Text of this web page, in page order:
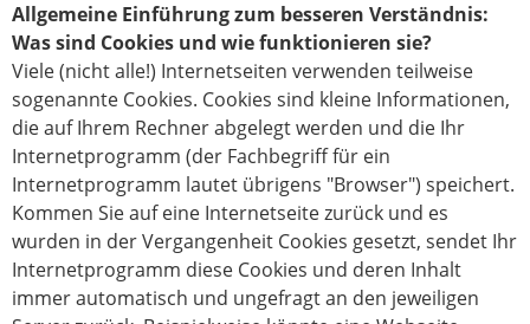
Allgemeine Einführung zum besseren Verständnis:
Was sind Cookies und wie funktionieren sie?
Viele (nicht alle!) Internetseiten verwenden teilweise
sogenannte Cookies. Cookies sind kleine Informationen,
die auf Ihrem Rechner abgelegt werden und die Ihr
Internetprogramm (der Fachbegriff für ein
Internetprogramm lautet übrigens "Browser") speichert.
Kommen Sie auf eine Internetseite zurück und es
wurden in der Vergangenheit Cookies gesetzt, sendet Ihr
Internetprogramm diese Cookies und deren Inhalt
immer automatisch und ungefragt an den jeweiligen